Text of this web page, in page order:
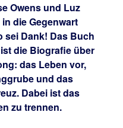
Owens und Luz
die Gegenwart
sei Dank! Das Buch
die Biografie über
das Leben vor,
und das
Dabei ist das
zu trennen.